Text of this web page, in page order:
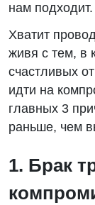
нам подходит.
Хватит
живя с тем, в
счастливых
идти на
главных 3
раньше, чем
1. Брак